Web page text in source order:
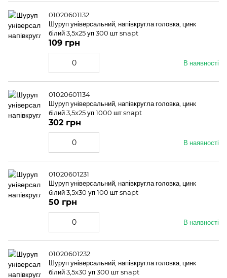
01020601132
Шуруп універсальний, напівкругла головка, цинк
білий 3,5x25 уп 300 шт snapt
В наявності
109 грн
01020601134
Шуруп універсальний, напівкругла головка, цинк
білий 3,5x25 уп 1000 шт snapt
В наявності
302 грн
01020601231
Шуруп універсальний, напівкругла головка, цинк
білий 3,5x30 уп 100 шт snapt
В наявності
50 грн
01020601232
Шуруп універсальний, напівкругла головка, цинк
білий 3,5x30 уп 300 шт snapt